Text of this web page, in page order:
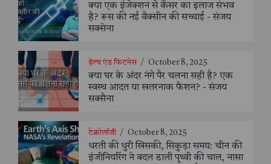
क्या एक इंजेक्शन से कैंसर का इलाज संभव
है? रूस की नई वैक्सीन की सच्चाई - संजय
सक्सेना
हेल्थ एंड फिटनेस / October 8, 2025
क्या घर के अंदर नंगे पैर चलना सही है? एक
स्वस्थ आदत या खतरनाक फैशन? - संजय
सक्सैना
टेक्नोलॉजी / October 8, 2025
धरती की धुरी खिसकी, सिकुड़ा समय: चीन की
इंजीनियरिंग ने बदल डाली पृथ्वी की चाल, नासा